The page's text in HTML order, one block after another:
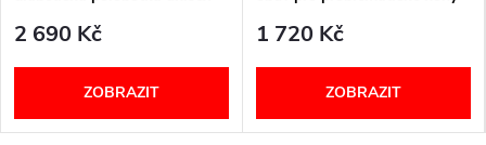
2 690 Kč
ZOBRAZIT
1 720 Kč
ZOBRAZIT